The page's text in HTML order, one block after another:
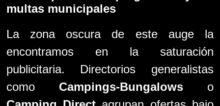
multas municipales
La zona oscura de este auge la
encontramos en la saturación
publicitaria. Directorios generalistas
como Campings-Bungalows o